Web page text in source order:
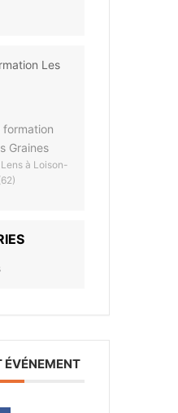
formation
Graines
à Loison-
ÉVÉNEMENT